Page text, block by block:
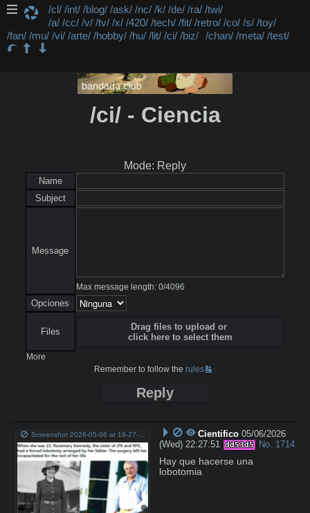
/cl/ /int/ /blog/ /ask/ /nc/ /k/ /de/ /ra/ /twi/
/a/ /cc/ /v/ /tv/ /x/ /420/ /tech/ /fit/ /retro/ /co/ /s/ /toy/
/fan/ /mu/ /vi/ /arte/ /hobby/ /hu/ /lit/ /ci/ /biz/ /chan/ /meta/ /test/
/ci/ - Ciencia
Mode: Reply
Name
Subject
Message
Max message length: 0/4096
Opciones
Files
Drag files to upload or
click here to select them
More
Remember to follow therules
Reply
Cientifico 05/06/2026
(Wed) 22:27:51 dd53d5 No. 1714
Hay que hacerse una
lobotomia